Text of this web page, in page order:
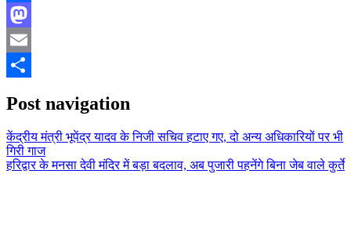
Facebook
Mastodon
Email
Post navigation
केंद्रीय मंत्री भूपेंद्र यादव के निजी सचिव हटाए गए, दो अन्य अधिकारियों पर भी
गिरी गाज
हरिद्वार के मनसा देवी मंदिर में बड़ा बदलाव, अब पुजारी पहनेंगे बिना जेब वाले कुर्ते